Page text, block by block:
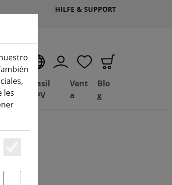
HILFE & SUPPORT
ES
Basil
FPV
Vent
a
Blo
g
les